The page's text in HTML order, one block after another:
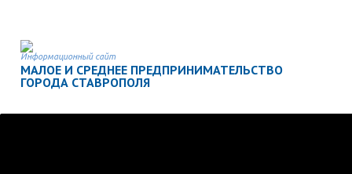
Информационный сайт
МАЛОЕ И СРЕДНЕЕ ПРЕДПРИНИМАТЕЛЬСТВО
ГОРОДА СТАВРОПОЛЯ